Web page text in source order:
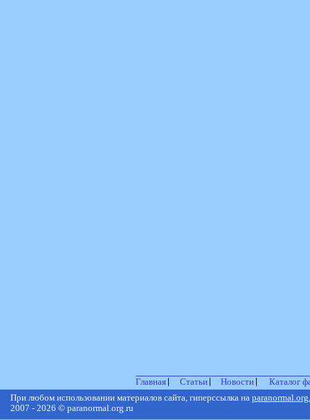
Главная Статьи Новости
Каталог
При любом использовании материалов сайта, гиперссылка на
2007 - 2026 © paranormal.org.ru